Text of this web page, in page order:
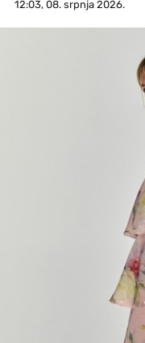
12:03, 08. srpnja 2026.